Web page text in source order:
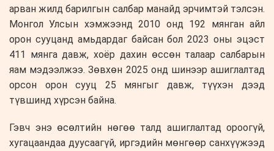
арван жилд барилгын салбар манайд эрчимтэй тэлсэн.
Монгол Улсын хэмжээнд 2010 онд 192 мянган айл
орон сууцанд амьдардаг байсан бол 2023 оны эцэст
411 мянга давж, хоёр дахин өссөн талаар салбарын
яам мэдээлжээ. Зөвхөн 2025 онд шинээр ашиглалтад
орсон орон сууц 25 мянгыг давж, түүхэн дээд
түвшинд хүрсэн байна.
Гэвч энэ өсөлтийн нөгөө талд ашиглалтад ороогүй,
хугацаандаа дуусаагүй, иргэдийн мөнгөөр санхүүжээд